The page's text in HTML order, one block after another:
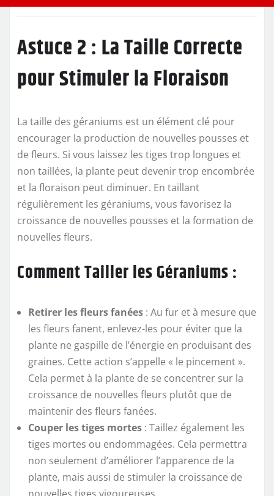
Astuce 2 : La Taille Correcte
pour Stimuler la Floraison
La taille des géraniums est un élément clé pour
encourager la production de nouvelles pousses et
de fleurs. Si vous laissez les tiges trop longues et
non taillées, la plante peut devenir trop encombrée
et la floraison peut diminuer. En taillant
régulièrement les géraniums, vous favorisez la
croissance de nouvelles pousses et la formation de
nouvelles fleurs.
Comment Tailler les Géraniums :
Retirer les fleurs fanées : Au fur et à mesure que
les fleurs fanent, enlevez-les pour éviter que la
plante ne gaspille de l’énergie en produisant des
graines. Cette action s’appelle « le pincement ».
Cela permet à la plante de se concentrer sur la
croissance de nouvelles fleurs plutôt que de
maintenir des fleurs fanées.
Couper les tiges mortes : Taillez également les
tiges mortes ou endommagées. Cela permettra
non seulement d’améliorer l’apparence de la
plante, mais aussi de stimuler la croissance de
nouvelles tiges vigoureuses.